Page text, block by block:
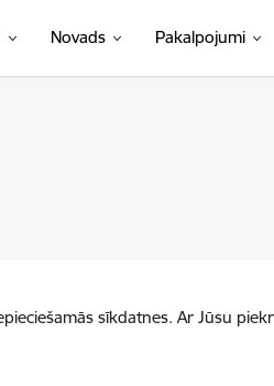
Novads Pakalpojumi
sīkdatnes. Ar Jūsu